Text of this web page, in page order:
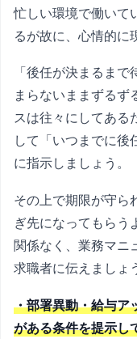
忙しい環境で働いて
るが故に、心情的に
「後任が決まるま
まらないままずる
スは往々にしてある
して「いつまでに後
に指示しましょう。
その上で期限が守ら
ぎ先になってもらう
関係なく、業務マニ
求職者に伝えましょ
・部署異動・給与ア
がある条件を提示し